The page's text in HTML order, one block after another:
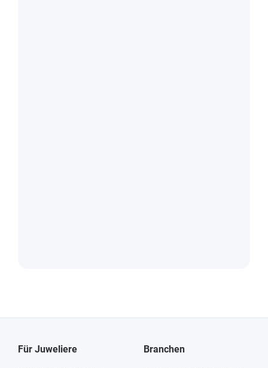
Für Juweliere Branchen